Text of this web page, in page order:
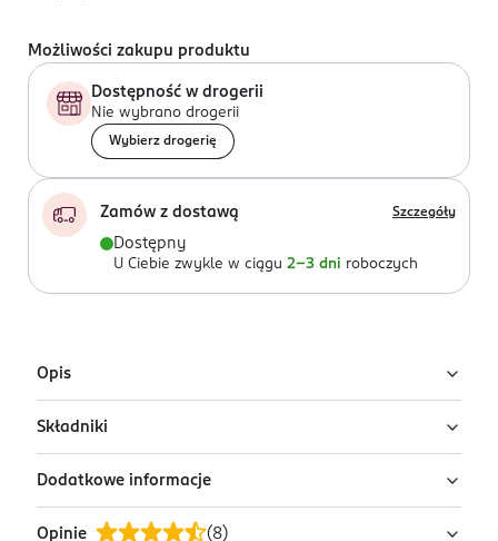
Możliwości zakupu produktu
Dostępność w drogerii
Nie wybrano drogerii
Wybierz drogerię
Zamów z dostawą Szczegóły
Dostępny
U Ciebie zwykle w ciągu 2-3 dni roboczych
Opis
Pielęgnująca baza hybrydowa Semilac Dream Long
Base z wysoką koncentracją włókien fibrowych i
witaminą E dedykowana jest dla osób marzących o
długich i mocnych paznokciach. Produkt pozwala
Składniki
Ingredients: Polyurethane-57, Hydroxypropyl
Methacrylate, Isobornyl Methacrylate, Cellulose Acetate
Dodatkowe informacje
Opinie (8)